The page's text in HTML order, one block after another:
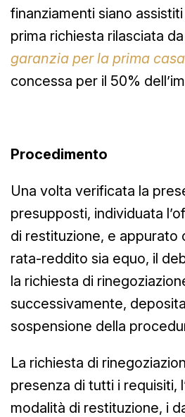
finanziamenti siano
prima richiesta rilasciata da
garanzia per la prima
concessa per il 50%
Procedimento
Una volta verificata la
presupposti, individuata
di restituzione, e appurato
rata-reddito sia equo, il
la richiesta di
successivamente,
sospensione della
La richiesta di
presenza di tutti i requisiti,
modalità di restituzione, i